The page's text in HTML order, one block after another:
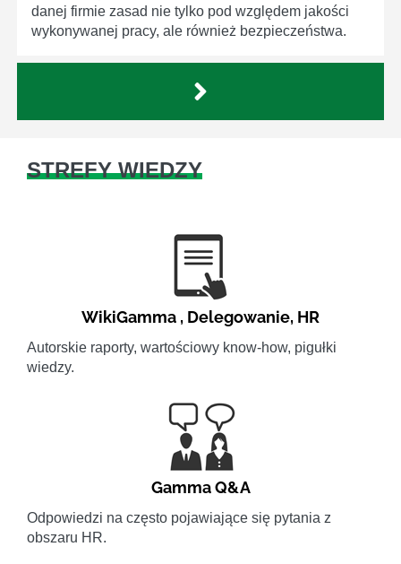
danej firmie zasad nie tylko pod względem jakości
wykonywanej pracy, ale również bezpieczeństwa.
STREFY WIEDZY
WikiGamma , Delegowanie, HR
Autorskie raporty, wartościowy know-how, pigułki
wiedzy.
Gamma Q&A
Odpowiedzi na często pojawiające się pytania z
obszaru HR.